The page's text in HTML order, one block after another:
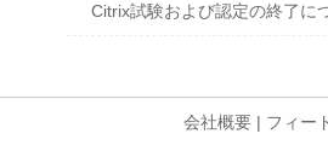
Citrix試験および認定の終了に
会社概要 | フィー